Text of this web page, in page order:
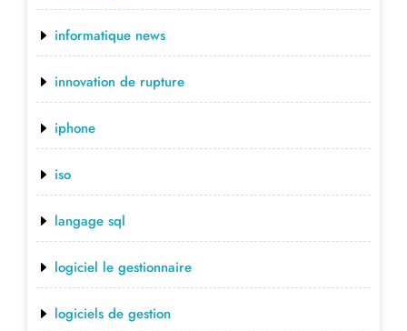
informatique news
innovation de rupture
iphone
iso
langage sql
logiciel le gestionnaire
logiciels de gestion